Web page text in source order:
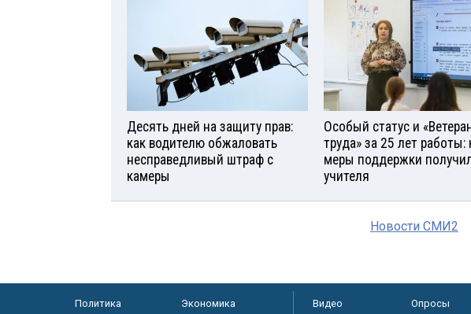
Десять дней на защиту прав:
как водителю обжаловать
несправедливый штраф с
камеры
Особый статус и
труда» за 25 лет работы:
меры поддержки
учителя
Новости СМИ2
Политика
Экономика
Видео Опросы